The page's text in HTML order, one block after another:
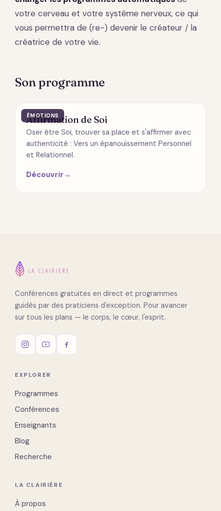
votre cerveau et votre système nerveux, ce qui
vous permettra de (re-) devenir le créateur / la
créatrice de votre vie.
Son programme
ÉMOTIONS
Affirmation de Soi
Oser être Soi, trouver sa place et s'affirmer avec
authenticité : Vers un épanouissement Personnel
et Relationnel.
Découvrir →
Conférences gratuites en direct et programmes
guidés par des praticiens d'exception. Pour avancer
sur tous les plans — le corps, le cœur, l'esprit.
EXPLORER
Programmes
Conférences
Enseignants
Blog
Recherche
LA CLAIRIÈRE
À propos